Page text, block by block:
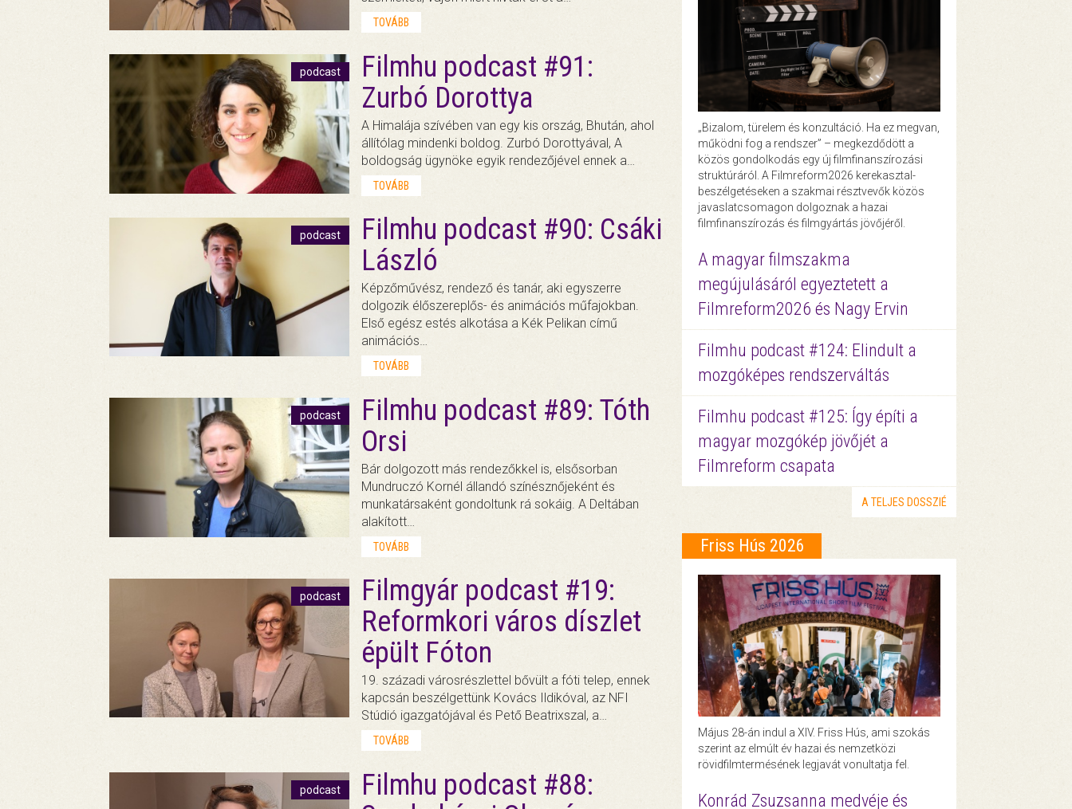
TOVÁBB
podcast
Filmhu podcast #91:
Zurbó Dorottya
A Himalája szívében van egy kis ország, Bhután, ahol
állítólag mindenki boldog. Zurbó Dorottyával, A
boldogság ügynöke egyik rendezőjével ennek a…
TOVÁBB
podcast
Filmhu podcast #90: Csáki
László
Képzőművész, rendező és tanár, aki egyszerre
dolgozik élőszereplős- és animációs műfajokban.
Első egész estés alkotása a Kék Pelikan című
animációs…
TOVÁBB
podcast
Filmhu podcast #89: Tóth
Orsi
Bár dolgozott más rendezőkkel is, elsősorban
Mundruczó Kornél állandó színésznőjeként és
munkatársaként gondoltunk rá sokáig. A Deltában
alakított…
TOVÁBB
podcast
Filmgyár podcast #19:
Reformkori város díszlet
épült Fóton
19. századi városrészlettel bővült a fóti telep, ennek
kapcsán beszélgettünk Kovács Ildikóval, az NFI
Stúdió igazgatójával és Pető Beatrixszal, a…
TOVÁBB
podcast
Filmhu podcast #88:
„Bizalom, türelem és konzultáció. Ha ez megvan,
működni fog a rendszer” – megkezdődött a
közös gondolkodás egy új filmfinanszírozási
struktúráról. A Filmreform2026 kerekasztal-
beszélgetéseken a szakmai résztvevők közös
javaslatcsomagon dolgoznak a hazai
filmfinanszírozás és filmgyártás jövőjéről.
A magyar filmszakma
megújulásáról egyeztetett a
Filmreform2026 és Nagy Ervin
Filmhu podcast #124: Elindult a
mozgóképes rendszerváltás
Filmhu podcast #125: Így építi a
magyar mozgókép jövőjét a
Filmreform csapata
A TELJES DOSSZIÉ
Friss Hús 2026
Május 28-án indul a XIV. Friss Hús, ami szokás
szerint az elmúlt év hazai és nemzetközi
rövidfilmtermésének legjavát vonultatja fel.
Konrád Zsuzsanna medvéje és